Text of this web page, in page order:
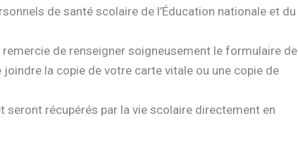
de santé scolaire de l’Éducation nationale et du
de renseigner soigneusement le formulaire de
la copie de votre carte vitale ou une copie de
récupérés par la vie scolaire directement en